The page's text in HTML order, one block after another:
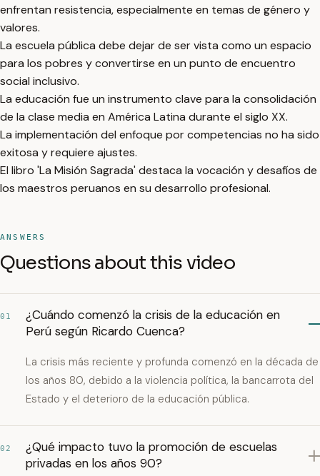
enfrentan resistencia, especialmente en temas de género y
valores.
La escuela pública debe dejar de ser vista como un espacio
para los pobres y convertirse en un punto de encuentro
social inclusivo.
La educación fue un instrumento clave para la consolidación
de la clase media en América Latina durante el siglo XX.
La implementación del enfoque por competencias no ha sido
exitosa y requiere ajustes.
El libro 'La Misión Sagrada' destaca la vocación y desafíos de
los maestros peruanos en su desarrollo profesional.
ANSWERS
Questions about this video
01
¿Cuándo comenzó la crisis de la educación en
Perú según Ricardo Cuenca?
La crisis más reciente y profunda comenzó en la década de
los años 80, debido a la violencia política, la bancarrota del
Estado y el deterioro de la educación pública.
02
¿Qué impacto tuvo la promoción de escuelas
privadas en los años 90?